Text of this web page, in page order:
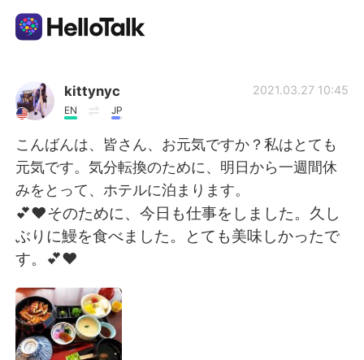
AI Grammar Checker
English
简体中文 繁體中文
Español
Français
kittynyc
EN JP
2021.03.27 10:45
こんばんは、皆さん、お元気ですか？私はとても
元気です。気分転換のために、明日から一週間休
みをとって、ホテルに泊まります。
💕❤そのために、今日も仕事をしました。久し
ぶりに鰻を食べました。とても美味しかったで
す。💕❤